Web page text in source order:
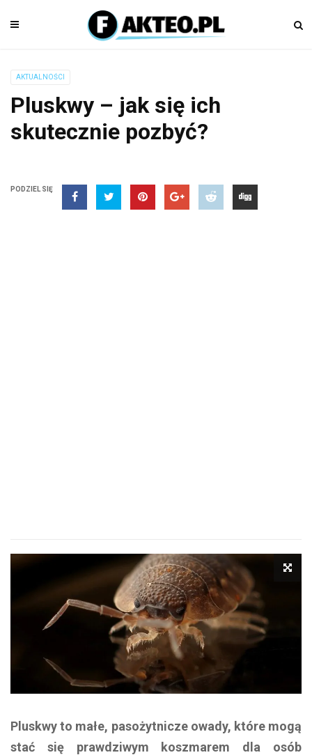
AKTUALNOŚCI
Pluskwy – jak się ich
skutecznie pozbyć?
PODZIEL SIĘ
Pluskwy to małe, pasożytnicze owady, które mogą
stać się prawdziwym koszmarem dla osób